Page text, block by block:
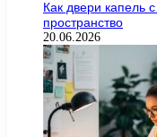
Как двери капель
пространство
20.06.2026